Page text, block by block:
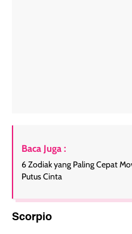
Baca Juga :
6 Zodiak yang Paling Cepat
Putus Cinta
Scorpio